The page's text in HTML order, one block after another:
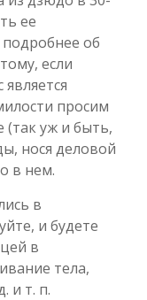
ее
об
если
просим
уж и быть,
нося деловой
в нем.
в
и будете
в
тела,
и т. п.